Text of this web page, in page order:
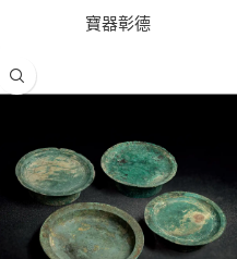
寶器彰德